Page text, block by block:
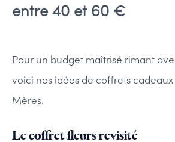
entre 40 et 60 €
Pour un budget maîtrisé rimant
voici nos idées de coffrets
Mères.
Le coffret fleurs revisité